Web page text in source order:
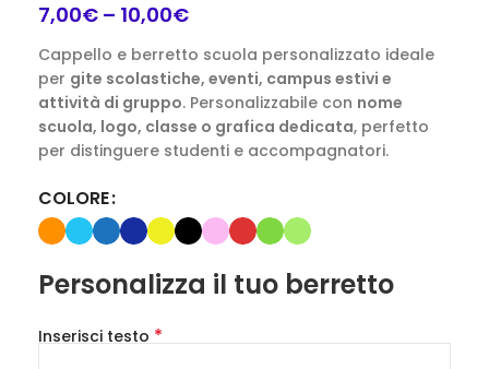
7,00€ – 10,00€
Cappello e berretto scuola personalizzato ideale
per gite scolastiche, eventi, campus estivi e
attività di gruppo. Personalizzabile con nome
scuola, logo, classe o grafica dedicata, perfetto
per distinguere studenti e accompagnatori.
COLORE
Personalizza il tuo berretto
Inserisci testo *